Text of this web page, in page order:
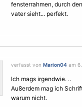
fensterrahmen, durch
vater sieht... perfekt.
verfasst von Marion04 am
Ich mags irgendwie. ..
Außerdem mag ich
warum nicht.